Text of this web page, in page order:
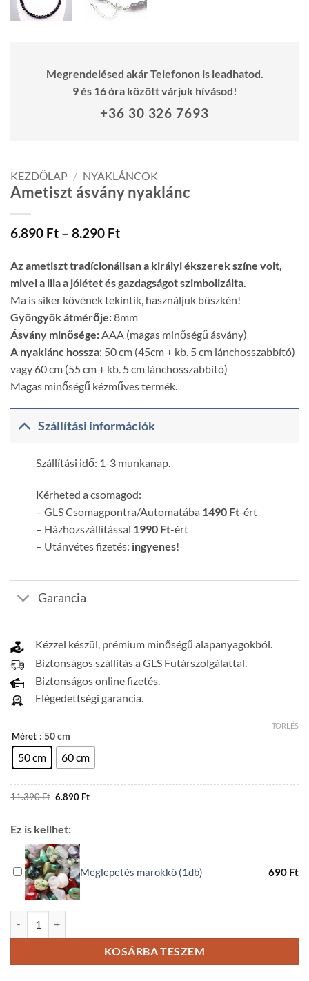
Megrendelésed akár Telefonon is leadhatod.
9 és 16 óra között várjuk hívásod!
+36 30 326 7693
KEZDŐLAP / NYAKLÁNCOK
Ametiszt ásvány nyaklánc
6.890 Ft – 8.290 FtÁrtartomány:
8.290 Ft
Az ametiszt tradícionálisan a királyi ékszerek színe volt,
mivel a lila a jólétet és gazdagságot szimbolizálta.
Ma is siker kövének tekintik, használjuk büszkén!
Gyöngyök átmérője:8mm
Ásvány minősége: AAA (magas minőségű ásvány)
A nyaklánc hossza: 50 cm (45cm + kb. 5 cm lánchosszabbító)
vagy 60 cm (55 cm + kb. 5 cm lánchosszabbító)
Magas minőségű kézműves termék.
Szállítási információk
Szállítási idő: 1-3 munkanap.
Kérheted a csomagod:
– GLS Csomagpontra/Automatába 1490 Ft-ért
– Házhozszállítással 1990 Ft-ért
– Utánvétes fizetés: ingyenes!
Garancia
Kézzel készül, prémium minőségű alapanyagokból.
Biztonságos szállítás a GLS Futárszolgálattal.
Biztonságos online fizetés.
Elégedettségi garancia.
Méret : 50 cm
50 cm 60 cm
TÖRLÉS
11.390Ft Original
price
6.890 FtCurrent
price
Ez is kellhet:
Meglepetés marokkő (1db) 690 Ft
KOSÁRBA TESZEM